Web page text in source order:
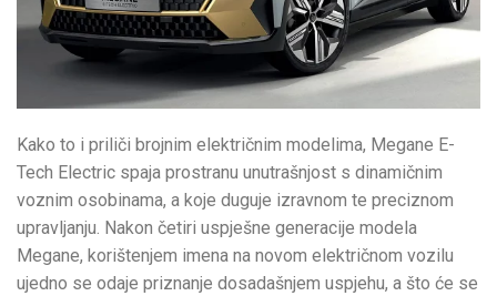
Kako to i priliči brojnim električnim modelima, Megane E-
Tech Electric spaja prostranu unutrašnjost s dinamičnim
voznim osobinama, a koje duguje izravnom te preciznom
upravljanju. Nakon četiri uspješne generacije modela
Megane, korištenjem imena na novom električnom vozilu
ujedno se odaje priznanje dosadašnjem uspjehu, a što će se